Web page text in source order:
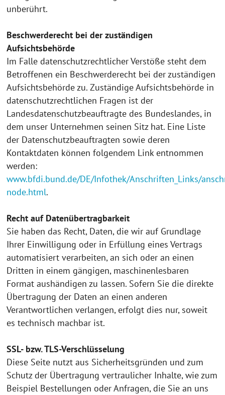
unberührt.
Beschwerderecht bei der zuständigen
Aufsichtsbehörde
Im Falle datenschutzrechtlicher Verstöße steht dem
Betroffenen ein Beschwerderecht bei der zuständigen
Aufsichtsbehörde zu. Zuständige Aufsichtsbehörde in
datenschutzrechtlichen Fragen ist der
Landesdatenschutzbeauftragte des Bundeslandes, in
dem unser Unternehmen seinen Sitz hat. Eine Liste
der Datenschutzbeauftragten sowie deren
Kontaktdaten können folgendem Link entnommen
werden:
www.bfdi.bund.de/DE/Infothek/Anschriften_Links/
node.html.
Recht auf Datenübertragbarkeit
Sie haben das Recht, Daten, die wir auf Grundlage
Ihrer Einwilligung oder in Erfüllung eines Vertrags
automatisiert verarbeiten, an sich oder an einen
Dritten in einem gängigen, maschinenlesbaren
Format aushändigen zu lassen. Sofern Sie die direkte
Übertragung der Daten an einen anderen
Verantwortlichen verlangen, erfolgt dies nur, soweit
es technisch machbar ist.
SSL- bzw. TLS-Verschlüsselung
Diese Seite nutzt aus Sicherheitsgründen und zum
Schutz der Übertragung vertraulicher Inhalte, wie zum
Beispiel Bestellungen oder Anfragen, die Sie an uns